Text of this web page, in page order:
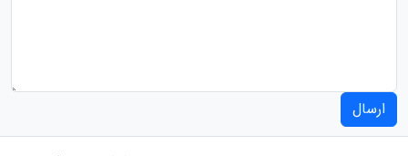
ارسال